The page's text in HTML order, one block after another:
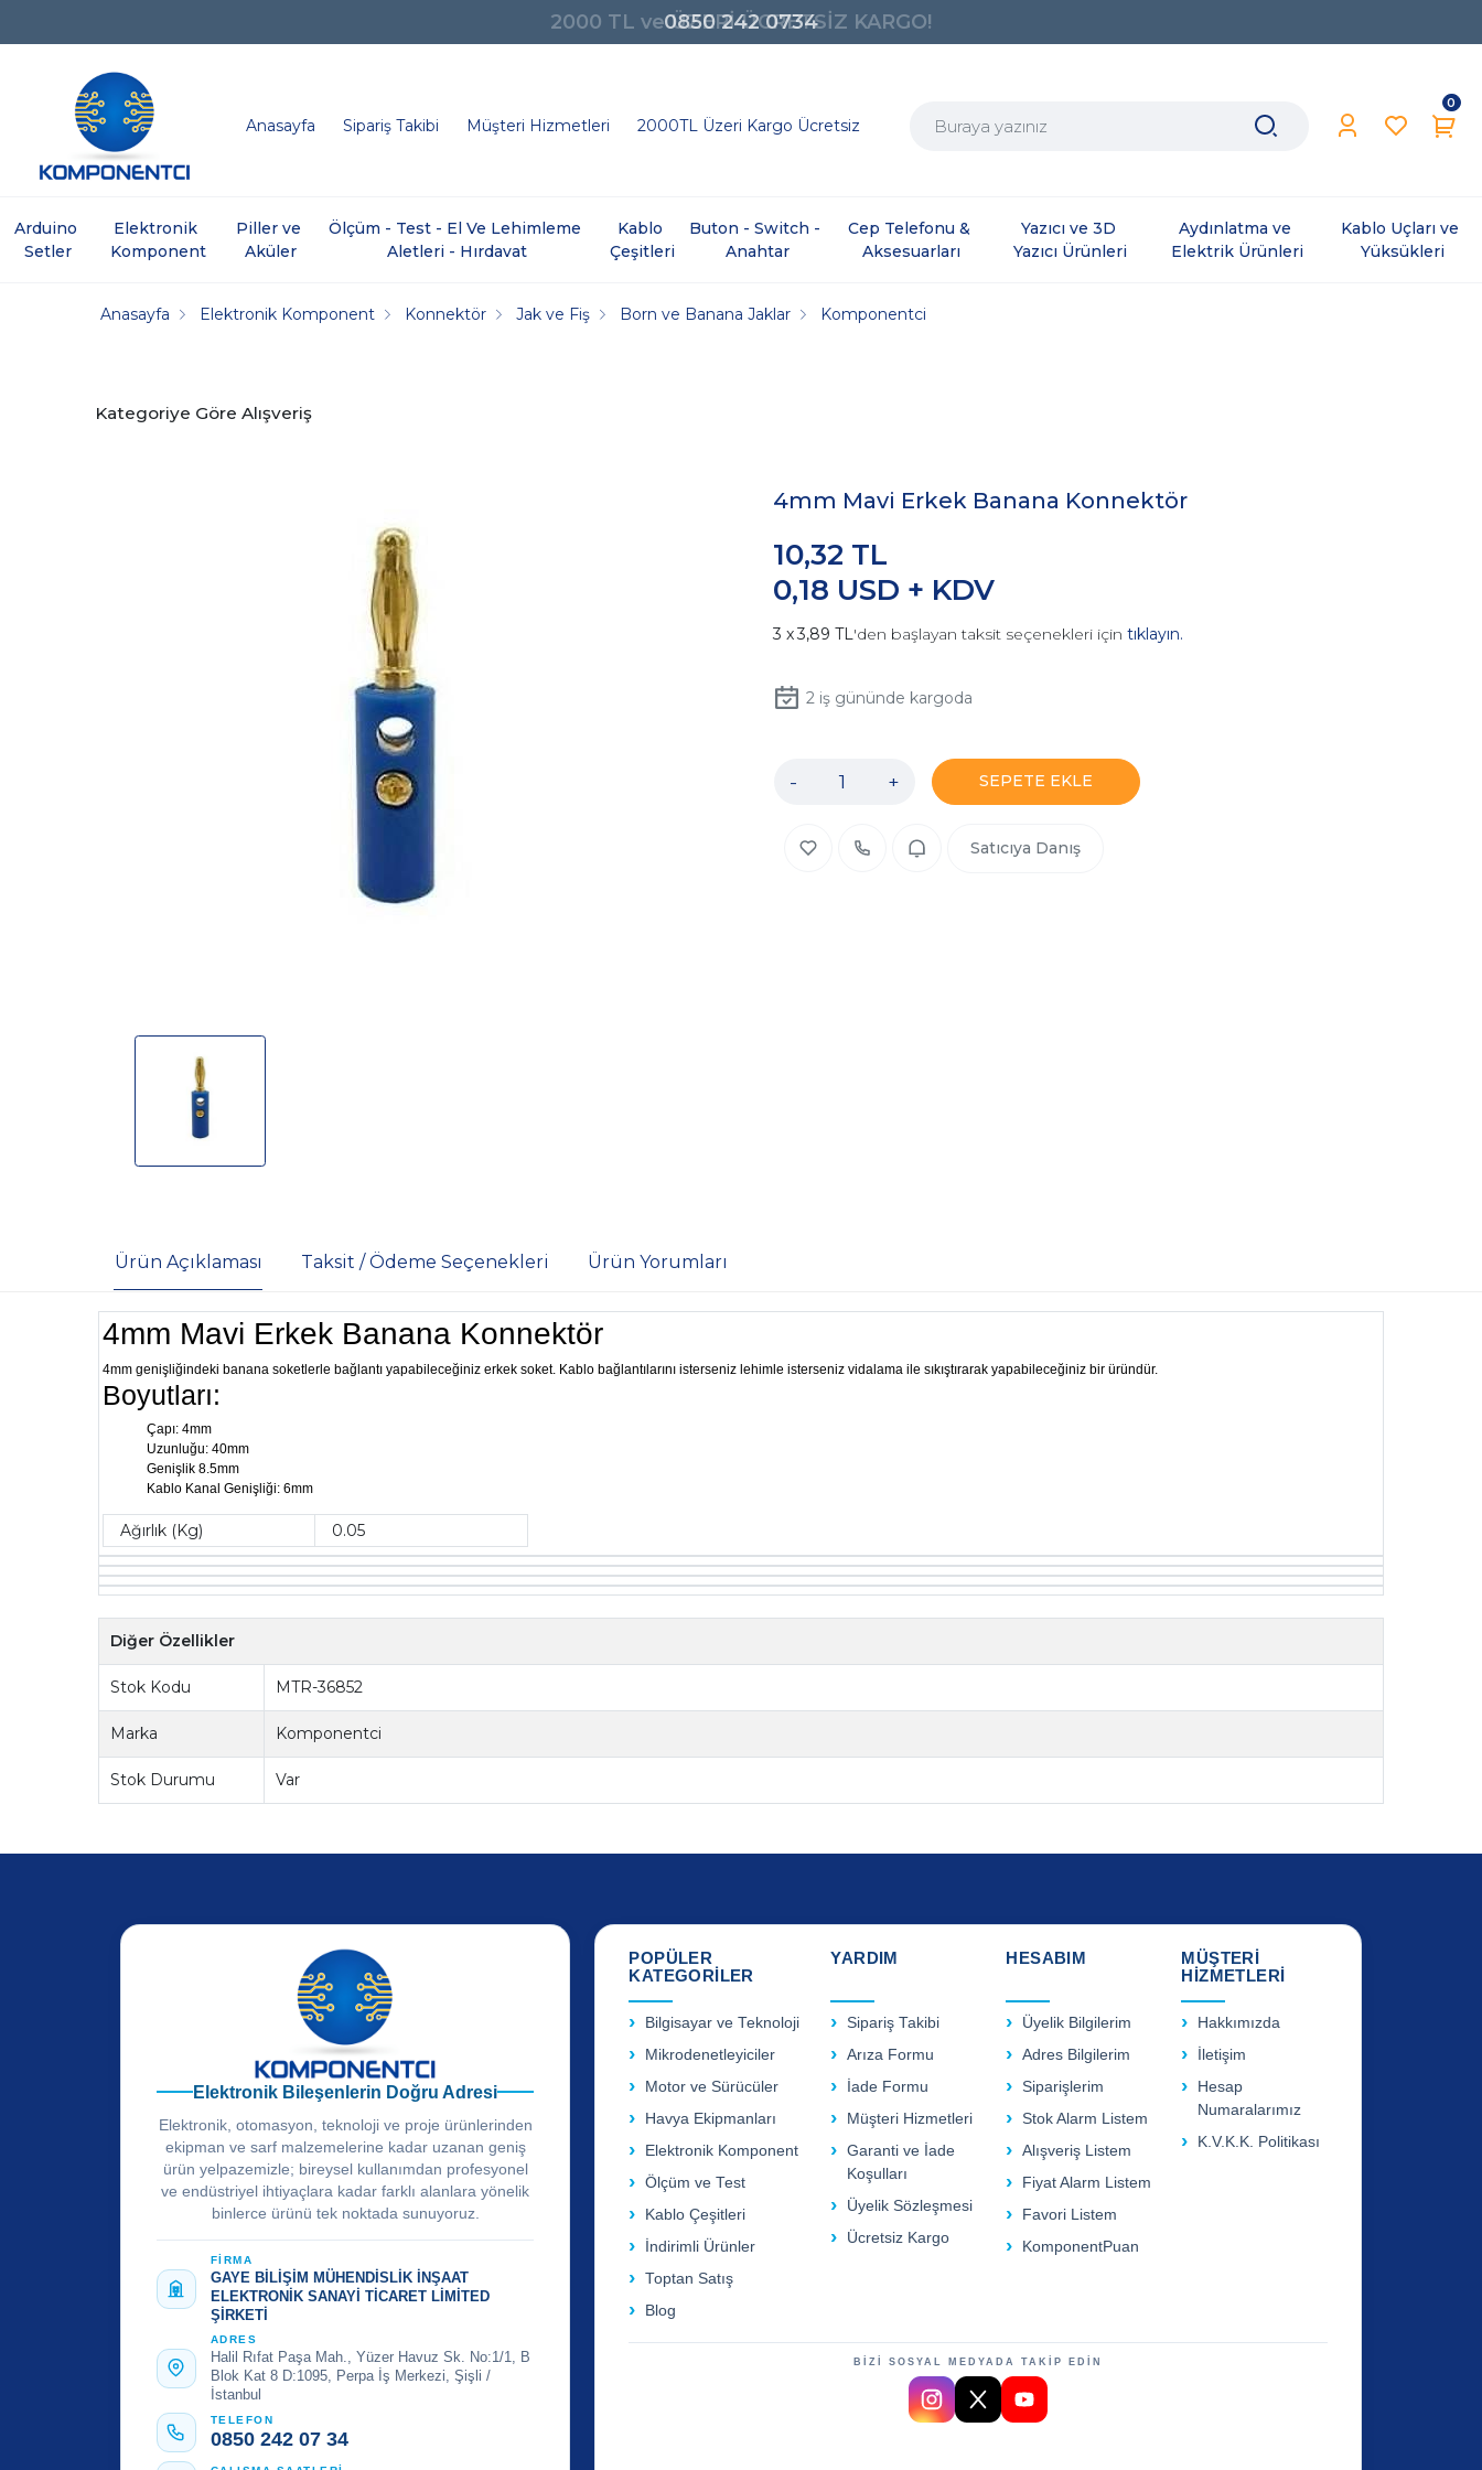
0850 242 0734
Anasayfa Sipariş Takibi Müşteri Hizmetleri 2000TL Üzeri Kargo Ücretsiz
0
Arduino
Setler
Elektronik
Komponent
Piller ve
Aküler
Ölçüm - Test - El Ve Lehimleme
Aletleri - Hırdavat
Kablo
Çeşitleri
Buton - Switch -
Anahtar
Cep Telefonu &
Aksesuarları
Yazıcı ve 3D
Yazıcı Ürünleri
Aydınlatma ve
Elektrik Ürünleri
Kablo Uçları ve
Yüksükleri
Anasayfa Elektronik Komponent Konnektör Jak ve Fiş Born ve Banana Jaklar Komponentci
Kategoriye Göre Alışveriş
4mm Mavi Erkek Banana Konnektör
0,18 USD + KDV
10,32 TL
3,89 TL'den başlayan taksit seçenekleri için tıklayın.
2iş gününde kargoda
- + SEPETE EKLE
Satıcıya Danış
Ürün Açıklaması Taksit / Ödeme Seçenekleri Ürün Yorumları
4mm Mavi Erkek Banana Konnektör
4mm genişliğindeki banana soketlerle bağlantı yapabileceğiniz erkek soket. Kablo bağlantılarını isterseniz lehimle isterseniz vidalama ile sıkıştırarak yapabileceğiniz bir üründür.
Boyutları:
Çapı: 4mm
Uzunluğu: 40mm
Genişlik 8.5mm
Kablo Kanal Genişliği: 6mm
Ağırlık (Kg) 0.05
Diğer Özellikler
Stok Kodu MTR-36852
Marka Komponentci
Stok Durumu Var
Elektronik Bileşenlerin Doğru Adresi
Elektronik, otomasyon, teknoloji ve proje ürünlerinden
ekipman ve sarf malzemelerine kadar uzanan geniş
ürün yelpazemizle; bireysel kullanımdan profesyonel
ve endüstriyel ihtiyaçlara kadar farklı alanlara yönelik
binlerce ürünü tek noktada sunuyoruz.
FİRMA
GAYE BİLİŞİM MÜHENDİSLİK İNŞAAT
ELEKTRONİK SANAYİ TİCARET LİMİTED
ŞİRKETİ
ADRES
Halil Rıfat Paşa Mah., Yüzer Havuz Sk. No:1/1, B
Blok Kat 8 D:1095, Perpa İş Merkezi, Şişli /
İstanbul
TELEFON
0850 242 07 34
POPÜLER
KATEGORİLER
Bilgisayar ve Teknoloji
Mikrodenetleyiciler
Motor ve Sürücüler
Havya Ekipmanları
Elektronik Komponent
Ölçüm ve Test
Kablo Çeşitleri
İndirimli Ürünler
Toptan Satış
Blog
YARDIM
Sipariş Takibi
Arıza Formu
İade Formu
Müşteri Hizmetleri
Garanti ve İade
Koşulları
Üyelik Sözleşmesi
Ücretsiz Kargo
HESABIM
Üyelik Bilgilerim
Adres Bilgilerim
Siparişlerim
Stok Alarm Listem
Alışveriş Listem
Fiyat Alarm Listem
Favori Listem
KomponentPuan
MÜŞTERİ
HİZMETLERİ
Hakkımızda
İletişim
Hesap
Numaralarımız
K.V.K.K. Politikası
BİZİ SOSYAL MEDYADA TAKİP EDİN